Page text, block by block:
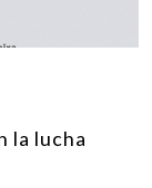
la lucha